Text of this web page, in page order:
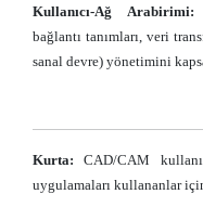
Kullanıcı-Ağ Arabirimi:
bağlantı tanımları, veri
sanal devre) yönetimini
Kurta: CAD/CAM
uygulamaları kullananlar